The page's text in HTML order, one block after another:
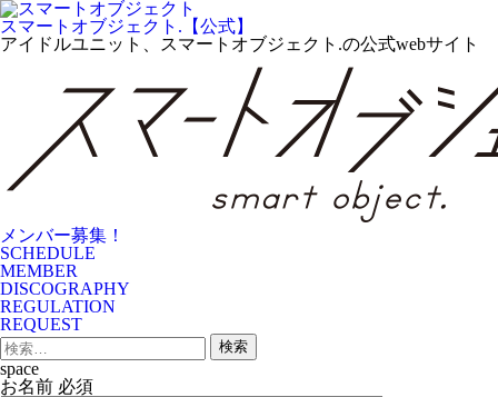
Skip
to
the
スマートオブジェクト.【公式】
アイドルユニット、スマートオブジェクト.の公式webサイト
メンバー募集！
SCHEDULE
MEMBER
DISCOGRAPHY
REGULATION
REQUEST
検
索:
space
お名前 必須